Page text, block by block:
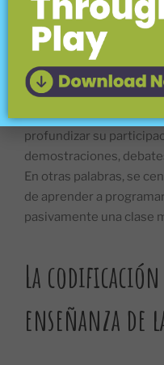
de lecturas,
como preparación para
Al regresar a clase, los
preguntas, inquietudes
habilidad o concepto. A
profundizar su
demostraciones,
En otras palabras, se
de aprender a
pasivamente una clase
La
enseñanza de